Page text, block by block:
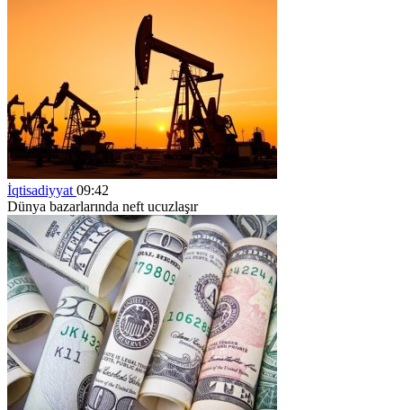
İqtisadiyyat 09:42
Dünya bazarlarında neft ucuzlaşır